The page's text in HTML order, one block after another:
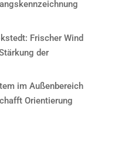
Frischer Wind
der
im Außenbereich
Orientierung